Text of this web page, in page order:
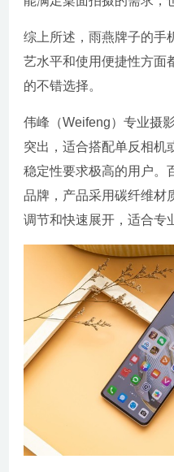
综上所述，雨燕牌子的手
艺水平和使用便捷性方面
的不错选择。
伟峰（Weifeng）专业摄
突出，适合搭配单反相机
稳定性要求极高的用户。
品牌，产品采用碳纤维材
调节和快速展开，适合专